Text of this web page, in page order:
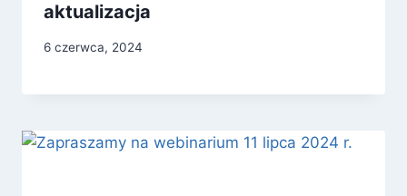
aktualizacja
6 czerwca, 2024